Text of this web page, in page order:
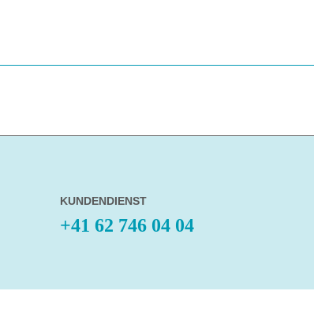
KUNDENDIENST
+41 62 746 04 04